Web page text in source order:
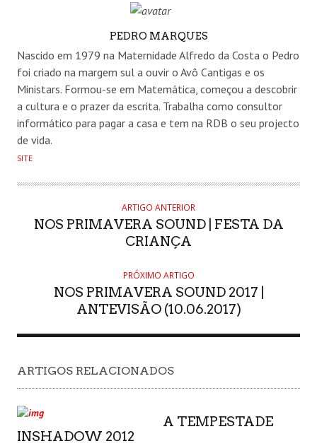
PEDRO MARQUES
Nascido em 1979 na Maternidade Alfredo da Costa o Pedro
foi criado na margem sul a ouvir o Avô Cantigas e os
Ministars. Formou-se em Matemática, começou a descobrir
a cultura e o prazer da escrita. Trabalha como consultor
informático para pagar a casa e tem na RDB o seu projecto
de vida.
SITE
ARTIGO ANTERIOR
NOS PRIMAVERA SOUND | FESTA DA
CRIANÇA
PRÓXIMO ARTIGO
NOS PRIMAVERA SOUND 2017 |
ANTEVISÃO (10.06.2017)
ARTIGOS RELACIONADOS
INSHADOW 2012
A TEMPESTADE